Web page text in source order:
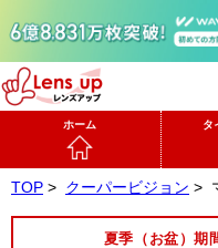
ホーム タ
TOP > クーパービジョン >
夏季（お盆）期